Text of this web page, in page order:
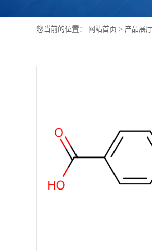
您当前的位置： 网站首页 > 产品展厅